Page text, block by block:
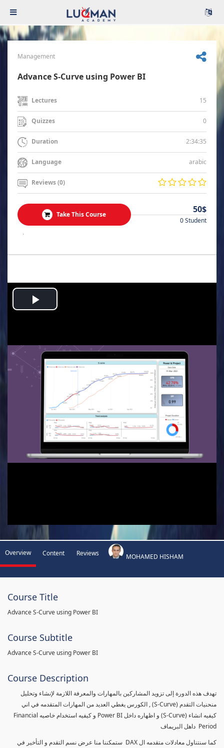
Management
Advance S-Curve using Power BI
Lectures 15
Quizzes 0
Duration 2:34:35
Language arabic
Reviews (0)
Take This Course 50$
0 Student
.
Play
Overview Content Reviews MOHAMED HISHAM
Course Title
Advance S-Curve using Power BI
Course Subtitle
Advance S-Curve using Power BI
Course Description
تهدف هذه الدورة إلى تزويد المشاركين بالمهارات والمعرفة اللازمة لإنشاء وتحليل
منحنيات التقدم (S-Curve) , الكورس يغطي العديد من المهارات المتقدمه في اني
كيفيه انشاء (S-Curve) و اظهاره داخل Power BI و كيفيه استخدام خاصيه Financial
Period داهل البريماف
كما سنتناول معادلات متقدمه ال DAX ستمكننا منا عرض نسم التقدم و التأخير في